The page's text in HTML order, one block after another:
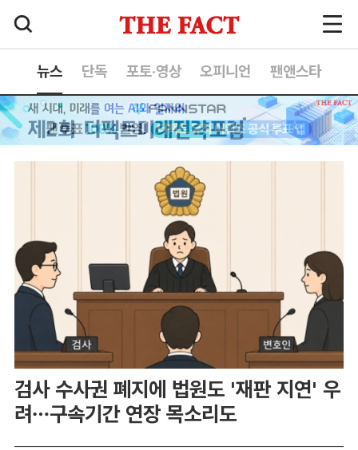
뉴스 단독 포토·영상 오피니언 팬앤스타
검사 수사권 폐지에 법원도 '재판 지연' 우
려…구속기간 연장 목소리도